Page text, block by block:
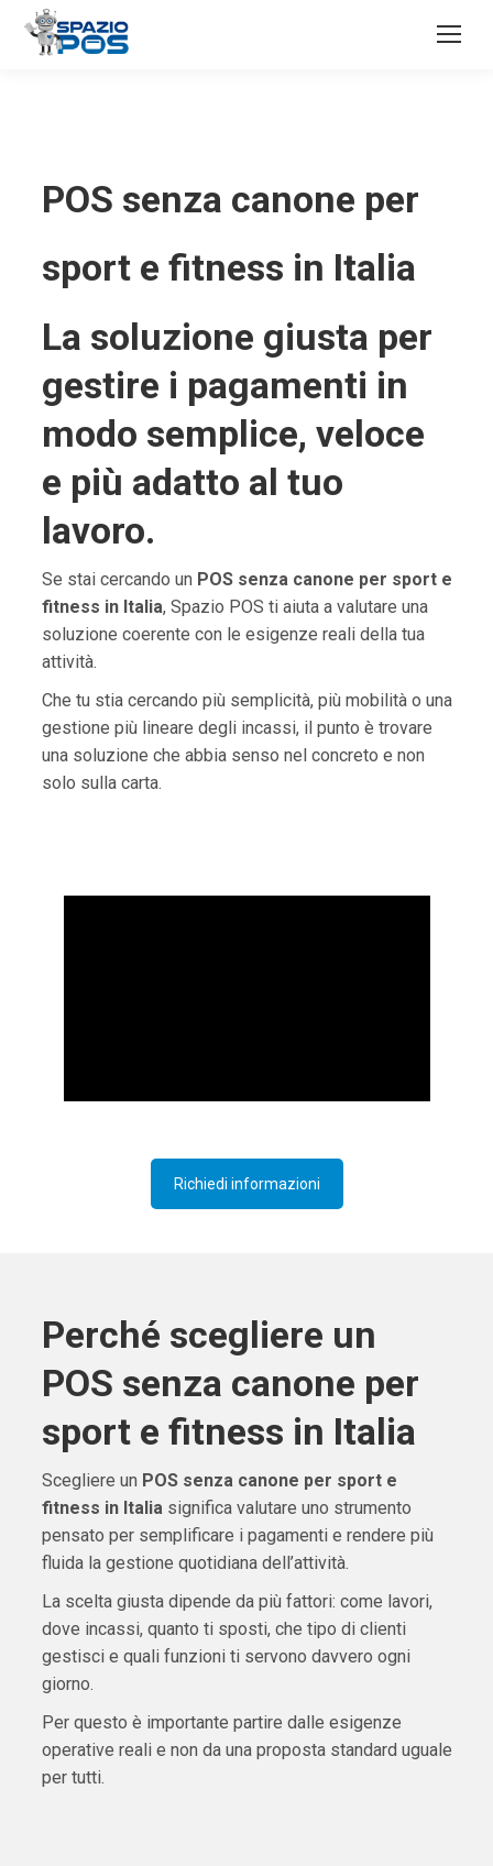
POS senza canone per
sport e fitness in Italia
La soluzione giusta per
gestire i pagamenti in
modo semplice, veloce
e più adatto al tuo
lavoro.
Se stai cercando un POS senza canone per sport e
fitness in Italia, Spazio POS ti aiuta a valutare una
soluzione coerente con le esigenze reali della tua
attività.
Che tu stia cercando più semplicità, più mobilità o una
gestione più lineare degli incassi, il punto è trovare
una soluzione che abbia senso nel concreto e non
solo sulla carta.
Richiedi informazioni
Perché scegliere un
POS senza canone per
sport e fitness in Italia
Scegliere un POS senza canone per sport e
fitness in Italiasignifica valutare uno strumento
pensato per semplificare i pagamenti e rendere più
fluida la gestione quotidiana dell’attività.
La scelta giusta dipende da più fattori: come lavori,
dove incassi, quanto ti sposti, che tipo di clienti
gestisci e quali funzioni ti servono davvero ogni
giorno.
Per questo è importante partire dalle esigenze
operative reali e non da una proposta standard uguale
per tutti.